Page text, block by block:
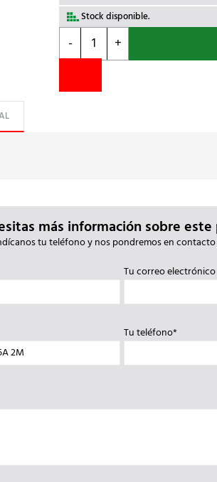
Stock disponible.
-
GEWISS
CONTACTOR
4NA
+
más información sobre
tu teléfono y nos pondremos en
Tu correo electrónico
Tu teléfono*